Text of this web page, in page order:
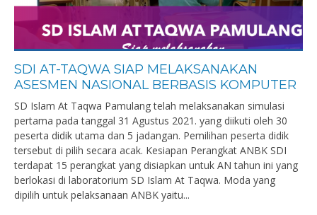
SDI AT-TAQWA SIAP MELAKSANAKAN
ASESMEN NASIONAL BERBASIS KOMPUTER
SD Islam At Taqwa Pamulang telah melaksanakan simulasi
pertama pada tanggal 31 Agustus 2021. yang diikuti oleh 30
peserta didik utama dan 5 jadangan. Pemilihan peserta didik
tersebut di pilih secara acak. Kesiapan Perangkat ANBK SDI
terdapat 15 perangkat yang disiapkan untuk AN tahun ini yang
berlokasi di laboratorium SD Islam At Taqwa. Moda yang
dipilih untuk pelaksanaan ANBK yaitu...